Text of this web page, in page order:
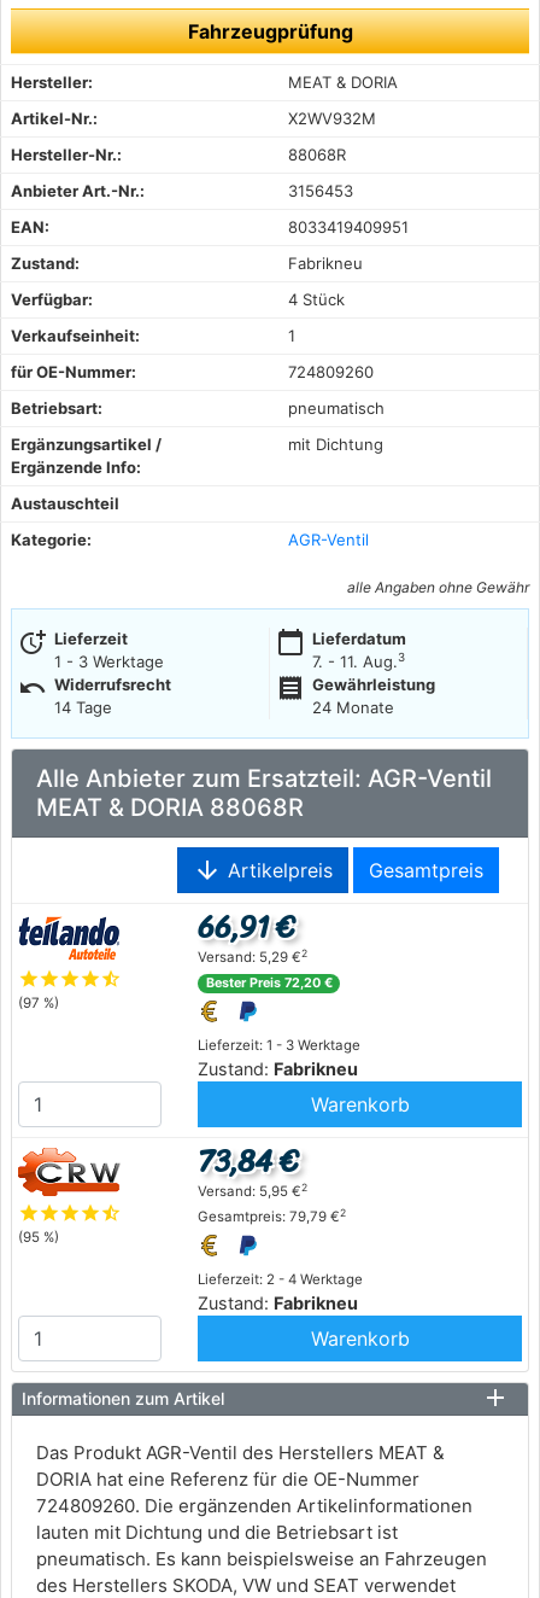
Fahrzeugprüfung
Hersteller:
MEAT & DORIA
Artikel-Nr.:
X2WV932M
Hersteller-Nr.:
88068R
Anbieter Art.-Nr.:
3156453
EAN:
8033419409951
Zustand:
Fabrikneu
Verfügbar:
4 Stück
Verkaufseinheit:
1
für OE-Nummer:
724809260
Betriebsart:
pneumatisch
Ergänzungsartikel /
Ergänzende Info:
mit Dichtung
Austauschteil
Kategorie:
AGR-Ventil
alle Angaben ohne Gewähr
more_time Lieferzeit
1 - 3 Werktage
calendar_today Lieferdatum
7. - 11. Aug.3
undo Widerrufsrecht
14 Tage
receipt
Gewährleistung
24 Monate
Alle Anbieter zum Ersatzteil: AGR-Ventil
MEAT & DORIA 88068R
arrow_downward Artikelpreis Gesamtpreis
starstarstarstarstar_half
(97 %)
Lieferzeit: 1 - 3 Werktage
Zustand: Fabrikneu
66,91 €
Versand: 5,29 €2
Bester Preis 72,20 €
Warenkorb
starstarstarstarstar_half
(95 %)
Lieferzeit: 2 - 4 Werktage
Zustand: Fabrikneu
73,84 €
Versand: 5,95 €2
Gesamtpreis: 79,79 €2
Warenkorb
Informationen zum Artikel
Das Produkt AGR-Ventil des Herstellers MEAT &
DORIA hat eine Referenz für die OE-Nummer
724809260. Die ergänzenden Artikelinformationen
lauten mit Dichtung und die Betriebsart ist
pneumatisch. Es kann beispielsweise an Fahrzeugen
des Herstellers SKODA, VW und SEAT verwendet